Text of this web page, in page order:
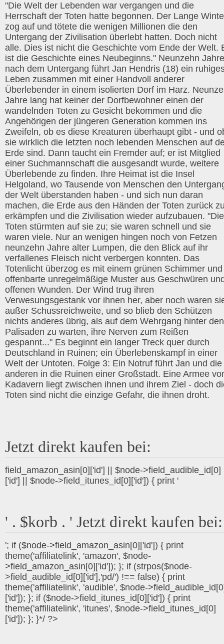
"Die Welt der Lebenden war vergangen und die
Herrschaft der Toten hatte begonnen. Der Lange
zog auf und tötete die wenigen Millionen die den
Untergang der Zivilisation überlebt hatten. Doch nicht
alle. Dies ist nicht die Geschichte vom Ende der Welt.
ist die Geschichte eines Neubeginns." Neunzehn Jahre
nach dem Untergang führt Jan Hendris (18) ein
Leben zusammen mit einer Handvoll anderer
Überlebender in einem isolierten Dorf im Harz.
Jahre lang hat keiner der Dorfbewohner einen der
wandelnden Toten zu Gesicht bekommen und die
Angehörigen der jüngeren Generation kommen ins
Zweifeln, ob es diese Kreaturen überhaupt gibt - und
sie wirklich die letzten noch lebenden Menschen auf
Erde sind. Dann taucht ein Fremder auf; er ist Mitglied
einer Suchmannschaft die ausgesandt wurde, weitere
Überlebende zu finden. Ihre Heimat ist die Insel
Helgoland, wo Tausende von Menschen den
der Welt überstanden haben - und sich nun daran
machen, die Erde aus den Händen der Toten zurück
erkämpfen und die Zivilisation wieder aufzubauen. "Die
Toten stürmten auf sie zu; sie waren schnell und sie
waren viele. Nur an wenigen hingen noch von Fetzen
neunzehn Jahre alter Lumpen, die den Blick auf ihr
verfallenes Fleisch nicht verbergen konnten. Das
Totenlicht überzog es mit einem grünen Schimmer und
offenbarte unregelmäßige Muster aus Geschwüren
offenen Wunden. Der Wind trug ihren
Verwesungsgestank vor ihnen her, aber noch waren
außer Schussreichweite, und so blieb den Schützen
nichts anderes übrig, als auf dem Wehrgang hinter den
Palisaden zu warten, ihre Nerven zum Reißen
gespannt..." Es beginnt ein langer Treck quer durch
Deutschland in Ruinen; ein Überlebenskampf in einer
Welt der Untoten. Folge 3: Ein Notruf führt Jan und die
anderen in die Ruinen einer Großstadt. Eine Armee
Kadavern liegt zwischen ihnen und ihrem Ziel - doch
Toten sind nicht die einzige Gefahr, die ihnen droht.
Jetzt direkt kaufen bei:
field_amazon_asin[0]['id'] || $node->field_audible_id[0]
['id'] || $node->field_itunes_id[0]['id']) { print '
' . $korb . ' Jetzt direkt kaufen bei:
'; if ($node->field_amazon_asin[0]['id']) { print
theme('affiliatelink', 'amazon', $node-
>field_amazon_asin[0]['id']); }; if (strpos($node-
>field_audible_id[0]['id'],'pd/') !== false) { print
theme('affiliatelink', 'audible', $node-
['id']); }; if ($node->field_itunes_id[0]['id']) { print
theme('affiliatelink', 'itunes', $node->field_itunes_id[0]
['id']); }; }*/ ?>